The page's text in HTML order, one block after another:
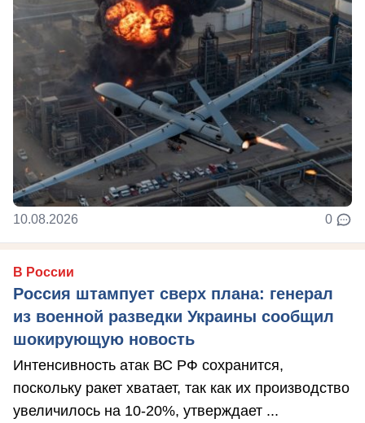
10.08.2026 0
В России
Россия штампует сверх плана: генерал
из военной разведки Украины сообщил
шокирующую новость
Интенсивность атак ВС РФ сохранится,
поскольку ракет хватает, так как их производство
увеличилось на 10-20%, утверждает ...